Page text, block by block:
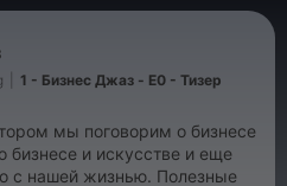
1 - Бизнес Джаз - E0 - Тизер
мы поговорим о бизнесе
бизнесе и искусстве и еще
с нашей жизнью. Полезные